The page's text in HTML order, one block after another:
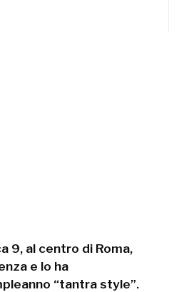
9, al centro di Roma,
e lo ha
“tantra style”.